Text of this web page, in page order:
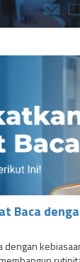
Baca
dengan